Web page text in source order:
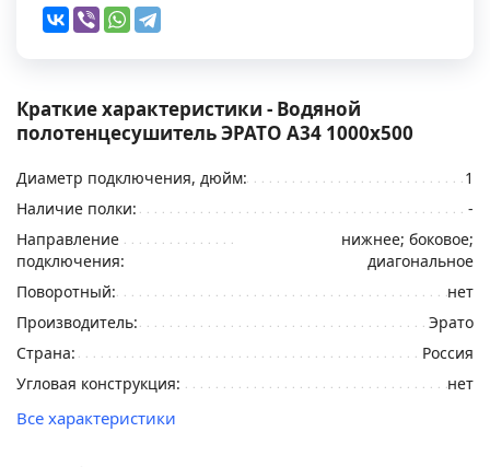
Краткие характеристики - Водяной
полотенцесушитель ЭРАТО А34 1000x500
Диаметр подключения, дюйм:
1
Наличие полки:
-
Направление
подключения:
нижнее; боковое;
диагональное
Поворотный:
нет
Производитель:
Эрато
Страна:
Россия
Угловая конструкция:
нет
Все характеристики